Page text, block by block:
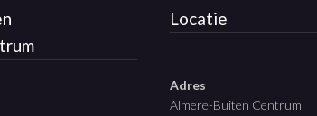
Locatie
Adres
Almere-Buiten Centrum